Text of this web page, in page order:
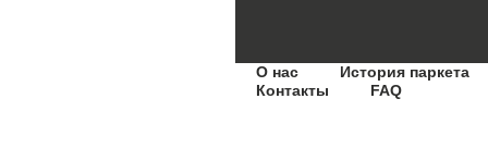
О нас
История паркета
Контакты
FAQ